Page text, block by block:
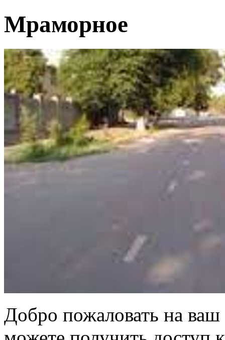
Мраморное
Добро пожаловать на